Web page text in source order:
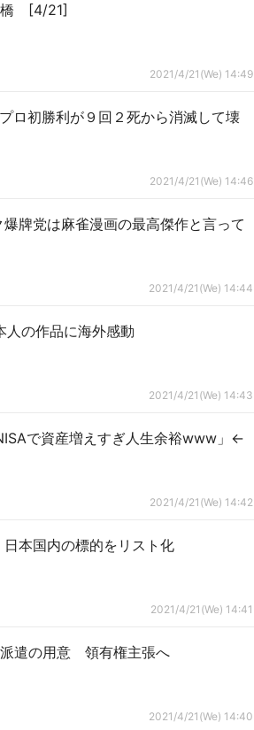
橋 [4/21]
2021/4/21(We) 14:49
ロ初勝利が９回２死から消滅して壊
2021/4/21(We) 14:46
2021/4/21(We) 14:44
人の作品に海外感動
2021/4/21(We) 14:43
で資産増えすぎ人生余裕www」←
2021/4/21(We) 14:42
本国内の標的をリスト化
2021/4/21(We) 14:41
遣の用意 領有権主張へ
2021/4/21(We) 14:40